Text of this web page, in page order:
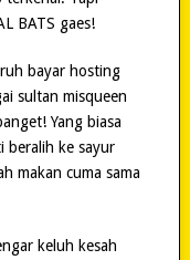
BATS gaes!
bayar hosting
sultan misqueen
Yang biasa
beralih ke sayur
makan cuma sama
keluh kesah